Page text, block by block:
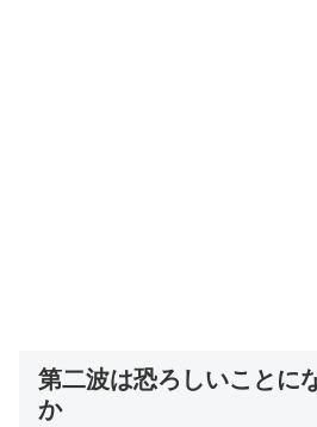
第二波は恐ろしいことに
か